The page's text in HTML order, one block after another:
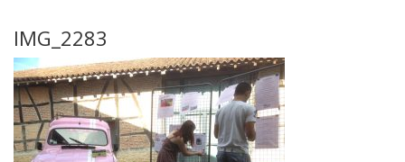
IMG_2283